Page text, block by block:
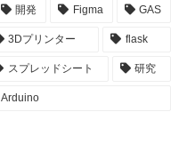
開発 Figma GAS
3Dプリンター flask
スプレッドシート 研究
Arduino